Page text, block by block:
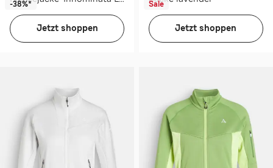
-38%*
Jetzt shoppen
Sale
Jetzt shoppen